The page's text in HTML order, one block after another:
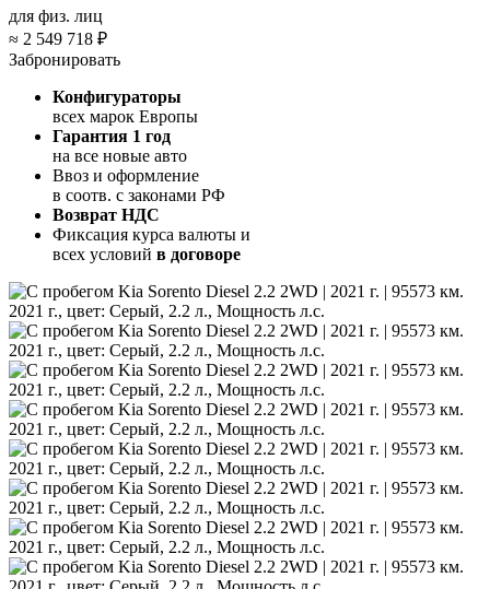
для физ. лиц
≈ 2 549 718 ₽
Забронировать
Конфигураторы
всех марок Европы
Гарантия 1 год
на все новые авто
Ввоз и оформление
в соотв. с законами РФ
Возврат НДС
Фиксация курса валюты и
всех условий в договоре